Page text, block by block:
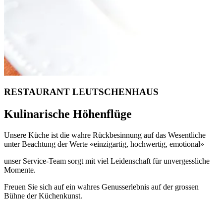
RESTAURANT LEUTSCHENHAUS
Kulinarische Höhenflüge
Unsere Küche ist die wahre Rückbesinnung auf das Wesentliche
unter Beachtung der Werte «einzigartig, hochwertig, emotional»
unser Service-Team sorgt mit viel Leidenschaft für unvergessliche
Momente.
Freuen Sie sich auf ein wahres Genusserlebnis auf der grossen
Bühne der Küchenkunst.